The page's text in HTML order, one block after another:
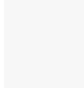
Schläferagentin,
neue
Solange diese
lediglich den
Gastland dienen,
internationale
Regimes